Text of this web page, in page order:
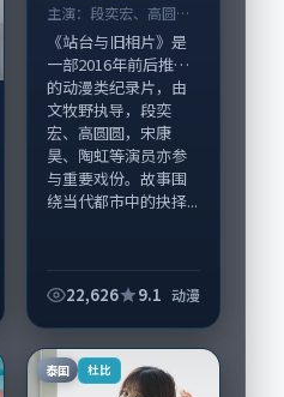
主演： 段奕宏、高圆圆
等
《站台与旧相片》是
一部2016年前后推出
的动漫类纪录片，由
文牧野执导，段奕
宏、高圆圆，宋康
昊、陶虹等演员亦参
与重要戏份。故事围
绕当代都市中的抉择...
22,626 9.1 动漫
泰国 杜比